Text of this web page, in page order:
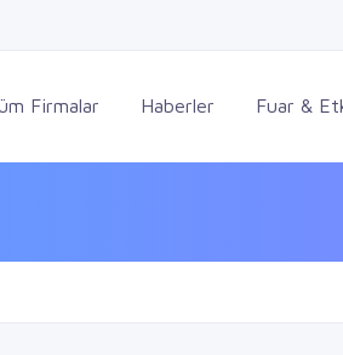
Firmalar Haberler Fuar &